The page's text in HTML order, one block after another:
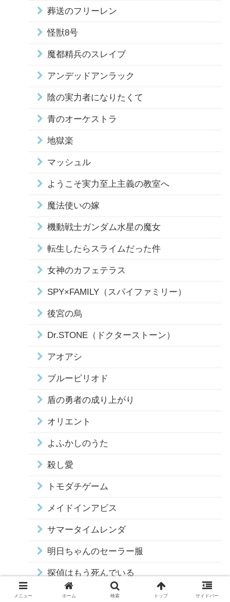
葬送のフリーレン
怪獣8号
魔都精兵のスレイブ
アンデッドアンラック
陰の実力者になりたくて
青のオーケストラ
地獄楽
マッシュル
ようこそ実力至上主義の教室へ
魔法使いの嫁
機動戦士ガンダム水星の魔女
転生したらスライムだった件
女神のカフェテラス
SPY×FAMILY（スパイファミリー）
後宮の烏
Dr.STONE（ドクターストーン）
アオアシ
ブルーピリオド
盾の勇者の成り上がり
オリエント
よふかしのうた
殺し愛
トモダチゲーム
メイドインアビス
サマータイムレンダ
明日ちゃんのセーラー服
探偵はもう死んでいる
チェンソーマン
メニュー ホーム 検索 トップ サイドバー